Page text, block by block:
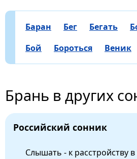
Баран Бег Бегать
Бой
Бороться Веник
Брань в других
Российский сонник
Слышать - к расстройству